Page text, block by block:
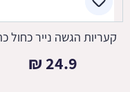
קעריות הגשה נייר כחול
24.9
₪